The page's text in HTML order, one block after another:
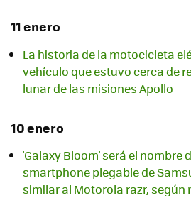
11 enero
La historia de la motocicleta
vehículo que estuvo cerca de
lunar de las misiones Apollo
10 enero
'Galaxy Bloom' será el nombre
smartphone plegable de
similar al Motorola razr, según